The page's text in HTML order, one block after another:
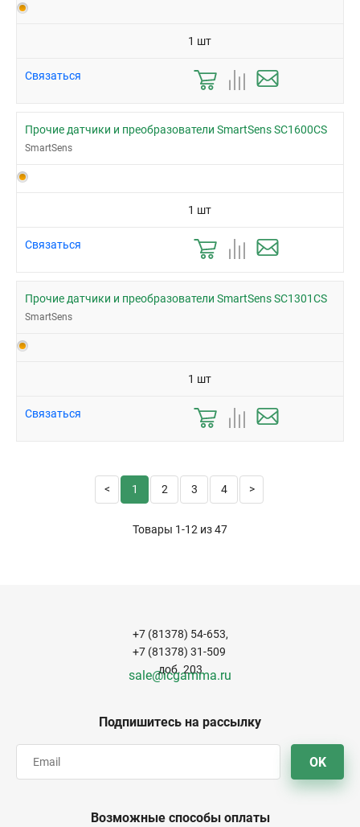
1 шт
Связаться
Прочие датчики и преобразователи SmartSens SC1600CS
SmartSens
1 шт
Связаться
Прочие датчики и преобразователи SmartSens SC1301CS
SmartSens
1 шт
Связаться
1 2 3 4
Товары 1-12 из47
Подпишитесь на рассылку
OK
+7 (81378) 54-653,
+7 (81378) 31-509
доб. 203
sale@icgamma.ru
Возможные способы оплаты